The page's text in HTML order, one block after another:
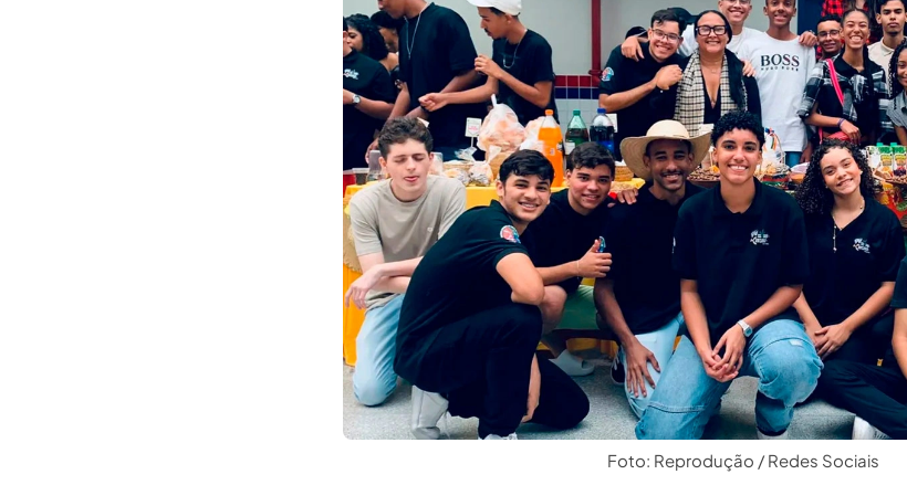
Foto: Reprodução / Redes Sociais